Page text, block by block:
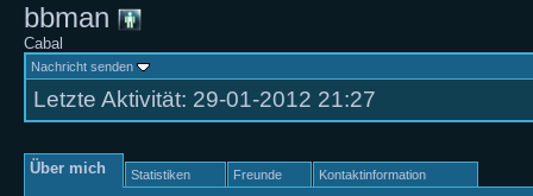
bbman
Cabal
Nachricht senden
Letzte Aktivität: 29-01-2012 21:27
Über mich Statistiken Freunde Kontaktinformation